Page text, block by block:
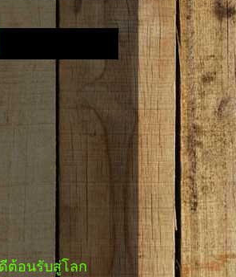
ต้อนรับสู่โลก